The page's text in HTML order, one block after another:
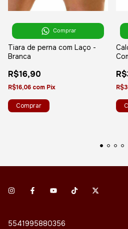
Comprar
Tiara de perna com Laço -
Branca
R$16,90
R$16,06 com Pix
5541995880356